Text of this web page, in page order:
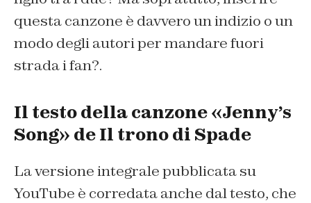
questa canzone è davvero un indizio o un
modo degli autori per mandare fuori
strada i fan?.
Il testo della canzone «Jenny’s
Song» de Il trono di Spade
La versione integrale pubblicata su
YouTube è corredata anche dal testo, che